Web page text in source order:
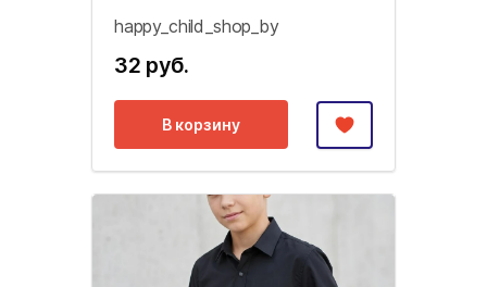
happy_child_shop_by
32 руб.
В корзину